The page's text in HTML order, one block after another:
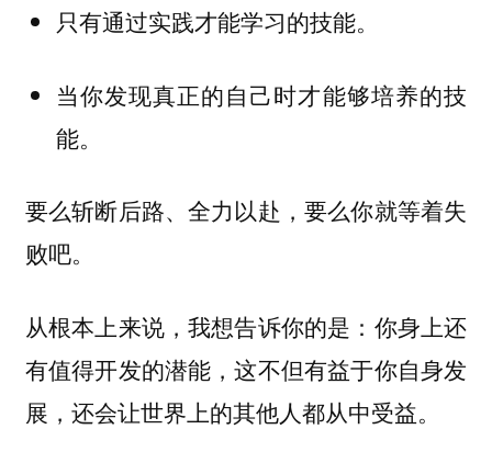
只有通过实践才能学习的技能。
当你发现真正的自己时才能够培养的技
能。
要么斩断后路、全力以赴，要么你就等着失
败吧。
从根本上来说，我想告诉你的是：你身上还
有值得开发的潜能，这不但有益于你自身发
展，还会让世界上的其他人都从中受益。